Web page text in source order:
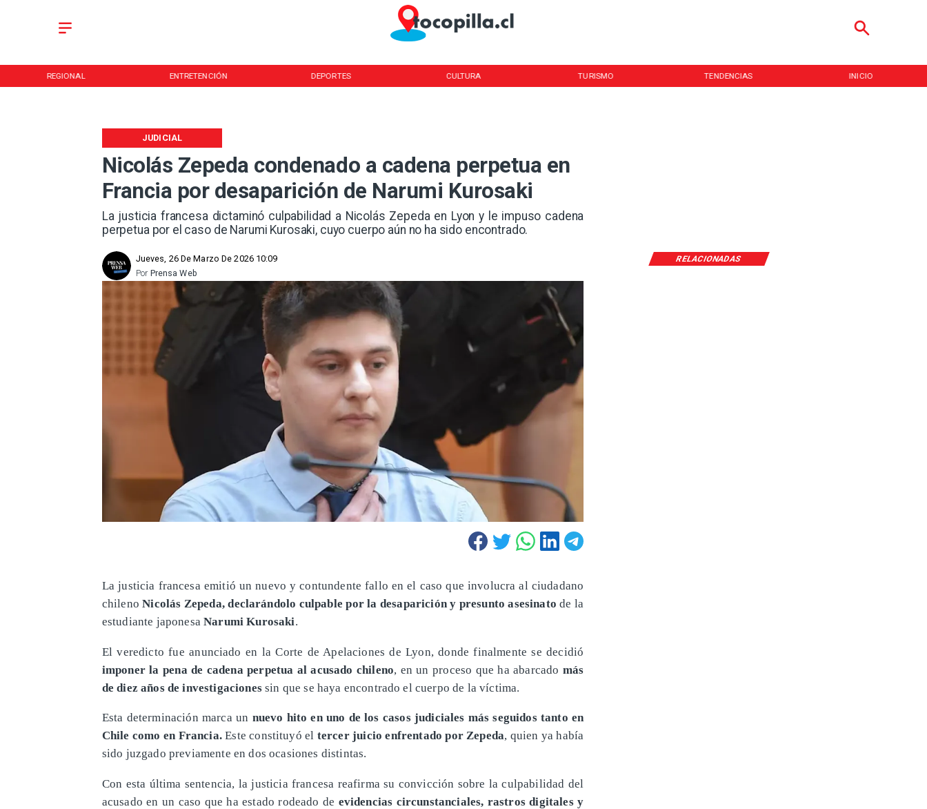
REGIONAL ENTRETENCIÓN DEPORTES CULTURA TURISMO TENDENCIAS INICIO
Nicolás Zepeda condenado a cadena perpetua en
Francia por desaparición de Narumi Kurosaki
La justicia francesa dictaminó culpabilidad a Nicolás Zepeda en Lyon y le impuso cadena
perpetua por el caso de Narumi Kurosaki, cuyo cuerpo aún no ha sido encontrado.
JUDICIAL
RELACIONADAS
Jueves, 26 De Marzo De 2026 10:09
Prensa Web
Por
La justicia francesa emitió un nuevo y contundente fallo en el caso que involucra al ciudadano
chilenoNicolás Zepeda, declarándolo culpable por la desaparición y presunto asesinato de la
estudiante japonesaNarumi Kurosaki.
El veredicto fue anunciado en la Corte de Apelaciones de Lyon, donde finalmente se decidió
imponer la pena de cadena perpetua al acusado chileno, en un proceso que ha abarcado más
de diez años de investigacionessin que se haya encontrado el cuerpo de la víctima.
Esta determinación marca un nuevo hito en uno de los casos judiciales más seguidos tanto en
Chile como en Francia.Este constituyó el tercer juicio enfrentado por Zepeda, quien ya había
sido juzgado previamente en dos ocasiones distintas.
Con esta última sentencia, la justicia francesa reafirma su convicción sobre la culpabilidad del
acusado en un caso que ha estado rodeado de evidencias circunstanciales, rastros digitales y